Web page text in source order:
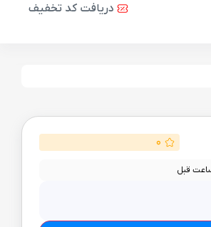
دریافت کد تخفیف
0